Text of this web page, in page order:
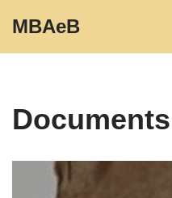
MBAeB